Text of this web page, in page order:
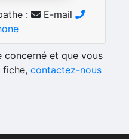
:
E-mail
concerné et que vous
contactez-nous